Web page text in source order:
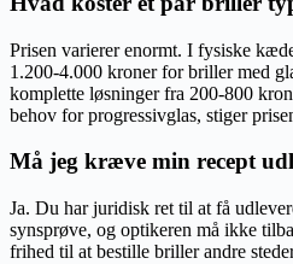
Prisen varierer enormt. I fysiske
1.200-4.000 kroner for briller med
komplette løsninger fra 200-800
behov for progressivglas, stiger
Må jeg kræve min recept
Ja. Du har juridisk ret til at få
synsprøve, og optikeren må ikke
frihed til at bestille briller andre